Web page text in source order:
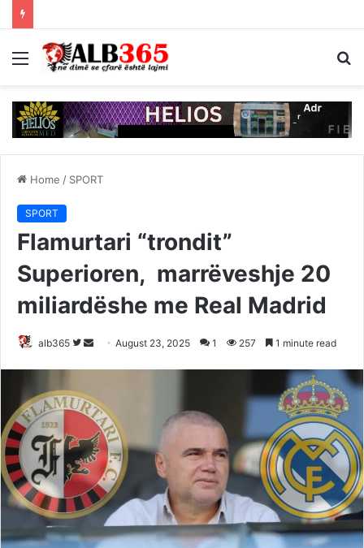
Menu
Home / SPORT
SPORT
Flamurtari “trondit”
Superioren, marrëveshje 20
miliardëshe me Real Madrid
alb365
Follow
Send August 23, 2025 1 257 1 minute read